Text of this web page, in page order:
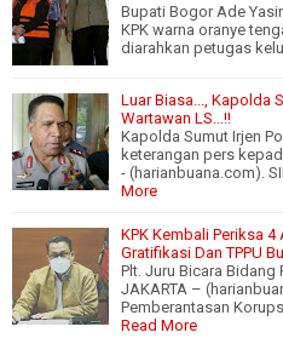
Bupati Bogor Ade
KPK warna oranye
diarahkan petugas
Luar Biasa..., Kapolda
Wartawan LS...!!
Kapolda Sumut Irjen
keterangan pers
- (harianbuana.com).
More
KPK Kembali Periksa
Gratifikasi Dan TPPU
Plt. Juru Bicara Bidang
JAKARTA –
Pemberantasan
Read More